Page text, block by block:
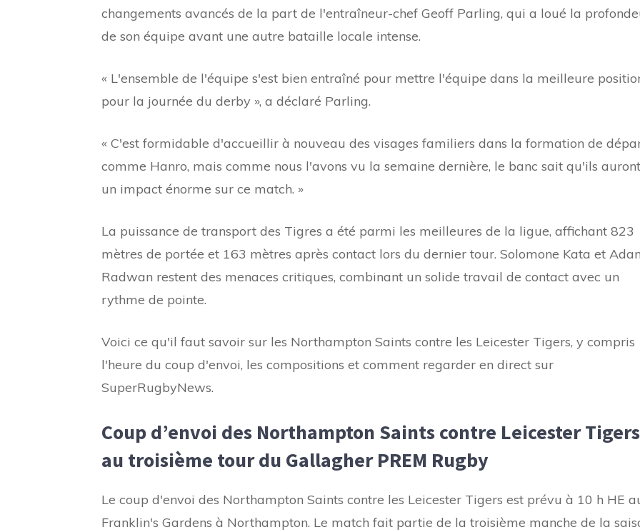
changements avancés de la part de l'entraîneur-chef Geoff Parling, qui a loué la
de son équipe avant une autre bataille locale intense.
« L'ensemble de l'équipe s'est bien entraîné pour mettre l'équipe dans la meilleure
pour la journée du derby », a déclaré Parling.
« C'est formidable d'accueillir à nouveau des visages familiers dans la formation de
comme Hanro, mais comme nous l'avons vu la semaine dernière, le banc sait qu'ils auront
un impact énorme sur ce match. »
La puissance de transport des Tigres a été parmi les meilleures de la ligue, affichant 823
mètres de portée et 163 mètres après contact lors du dernier tour. Solomone Kata et
Radwan restent des menaces critiques, combinant un solide travail de contact avec un
rythme de pointe.
Voici ce qu'il faut savoir sur les Northampton Saints contre les Leicester Tigers, y compris
l'heure du coup d'envoi, les compositions et comment regarder en direct sur
SuperRugbyNews.
Coup d’envoi des Northampton Saints contre Leicester Tigers
au troisième tour du Gallagher PREM Rugby
Le coup d'envoi des Northampton Saints contre les Leicester Tigers est prévu à 10 h HE
Franklin's Gardens à Northampton. Le match fait partie de la troisième manche de la